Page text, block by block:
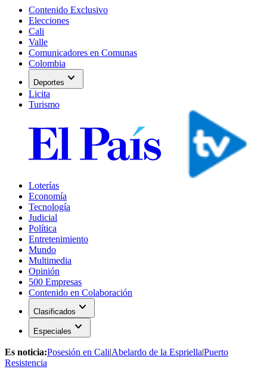
Contenido Exclusivo
Elecciones
Cali
Valle
Comunicadores en Comunas
Colombia
Deportes expand_more
Licita
Turismo
Loterías
Economía
Tecnología
Judicial
Política
Entretenimiento
Mundo
Multimedia
Opinión
500 Empresas
Contenido en Colaboración
Clasificados expand_more
Especiales expand_more
Es noticia:Posesión en Cali|Abelardo de la Espriella|Puerto
Resistencia